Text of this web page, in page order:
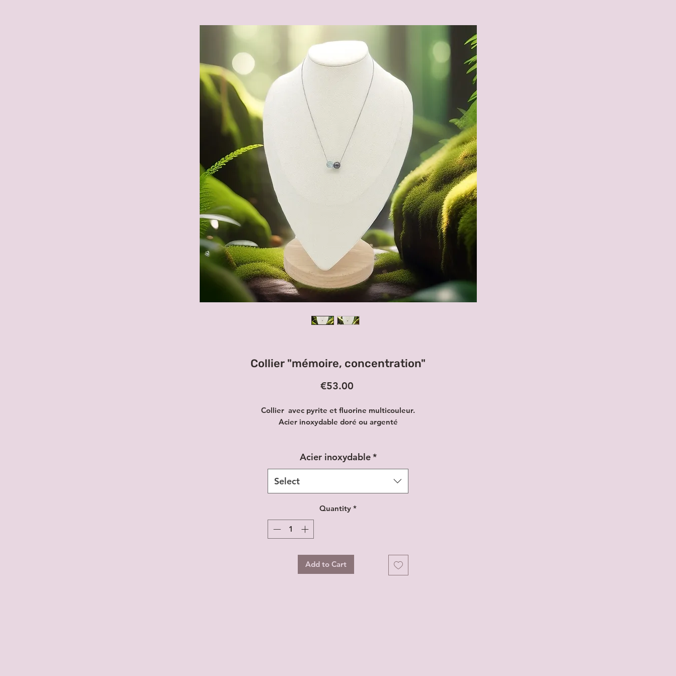
Collier "mémoire, concentration"
€53.00Price
Collier avec pyrite et fluorine multicouleur.
Acier inoxydable doré ou argenté
Acier inoxydable*
Select
Quantity *
Add to Cart